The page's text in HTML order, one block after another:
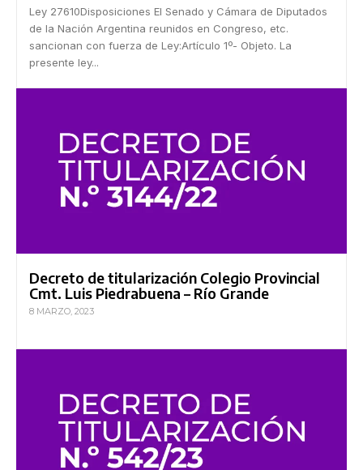
Ley 27610Disposiciones El Senado y Cámara de Diputados
de la Nación Argentina reunidos en Congreso, etc.
sancionan con fuerza de Ley:Artículo 1º- Objeto. La
presente ley...
Decreto de titularización Colegio Provincial
Cmt. Luis Piedrabuena – Río Grande
8 MARZO, 2023